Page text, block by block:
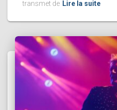
transmet de Lire la suite